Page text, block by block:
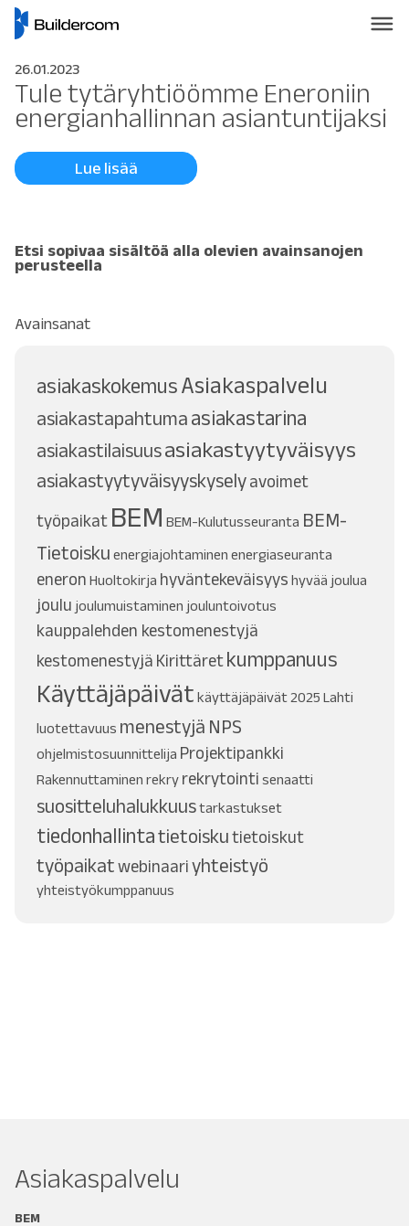
26.01.2023
Tule tytäryhtiöömme Eneroniin
energianhallinnan asiantuntijaksi
Lue lisää
Etsi sopivaa sisältöä alla olevien avainsanojen
perusteella
Avainsanat
asiakaskokemusAsiakaspalvelu
asiakastapahtuma asiakastarina
asiakastilaisuusasiakastyytyväisyys
asiakastyytyväisyyskyselyavoimet
työpaikat BEM BEM-Kulutusseuranta BEM-
Tietoisku energiajohtaminen energiaseuranta
eneron Huoltokirja hyväntekeväisyys hyvää joulua
joulu joulumuistaminen jouluntoivotus
kauppalehden kestomenestyjä
kestomenestyjä Kirittäretkumppanuus
Käyttäjäpäivät käyttäjäpäivät 2025 Lahti
luotettavuus menestyjä NPS
ohjelmistosuunnittelija Projektipankki
Rakennuttaminen rekry rekrytointi senaatti
suositteluhalukkuustarkastukset
tiedonhallintatietoiskutietoiskut
työpaikatwebinaariyhteistyö
yhteistyökumppanuus
Asiakaspalvelu
BEM